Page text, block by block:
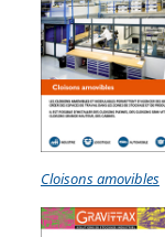
Cloisons amovibles